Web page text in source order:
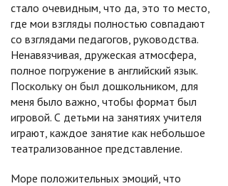
стало очевидным, что да, это то место,
где мои взгляды полностью совпадают
со взглядами педагогов, руководства.
Ненавязчивая, дружеская атмосфера,
полное погружение в английский язык.
Поскольку он был дошкольником, для
меня было важно, чтобы формат был
игровой. С детьми на занятиях учителя
играют, каждое занятие как небольшое
театрализованное представление.
Море положительных эмоций, что